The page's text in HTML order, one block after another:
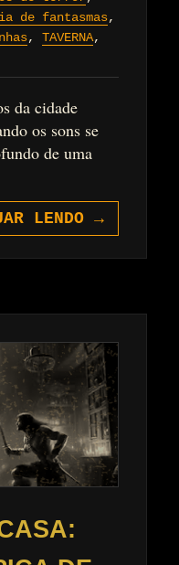
de fantasmas,
, TAVERNA,
da cidade
os sons se
de uma
LENDO →